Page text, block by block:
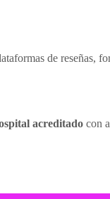
de reseñas,
acreditado con